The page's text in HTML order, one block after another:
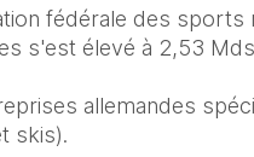
fédérale des sports
s'est élevé à 2,53
allemandes
skis)​.